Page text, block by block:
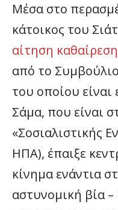
Μέσα στο
κάτοικος του
αίτηση
από το
του οποίου είναι
Σάμα, που είναι
«Σοσιαλιστικής
ΗΠΑ), έπαιξε
κίνημα ενάντια
αστυνομική βία